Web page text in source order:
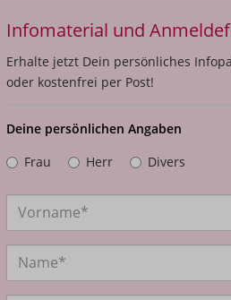
Infomaterial und
Erhalte jetzt Dein persönliches
oder kostenfrei per Post!
Deine persönlichen Angaben
Frau
Herr Divers